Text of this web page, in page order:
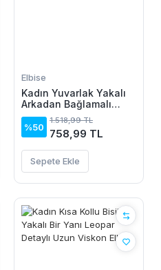
Elbise
Kadın Yuvarlak Yakalı
Arkadan Bağlamalı
Düğme Detaylı
Asimetrik Kesim Detaylı
Kısa Viskon Elbise
%50
1.518,99 TL
758,99 TL
Sepete Ekle